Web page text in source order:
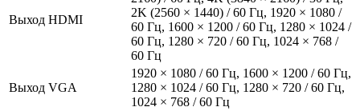
Выход HDMI
2K (2560 × 1440) / 60 Гц, 1920 × 1080 /
60 Гц, 1600 × 1200 / 60 Гц, 1280 × 1024 /
60 Гц, 1280 × 720 / 60 Гц, 1024 × 768 /
60 Гц
Выход VGA
1920 × 1080 / 60 Гц, 1600 × 1200 / 60 Гц,
1280 × 1024 / 60 Гц, 1280 × 720 / 60 Гц,
1024 × 768 / 60 Гц